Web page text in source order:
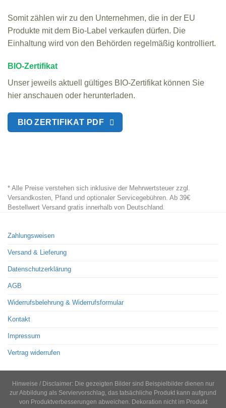
Somit zählen wir zu den Unternehmen, die in der EU
Produkte mit dem Bio-Label verkaufen dürfen. Die
Einhaltung wird von den Behörden regelmäßig kontrolliert.
BIO-Zertifikat
Unser jeweils aktuell gültiges BIO-Zertifikat können Sie
hier anschauen oder herunterladen.
BIO ZERTIFIKAT PDF
* Alle Preise verstehen sich inklusive der Mehrwertsteuer zzgl.
Versandkosten, Pfand und optionaler Servicegebühren. Ab 39€
Bestellwert Versand gratis innerhalb von Deutschland.
Zahlungsweisen
Versand & Lieferung
Datenschutzerklärung
AGB
Widerrufsbelehrung & Widerrufsformular
Kontakt
Impressum
Vertrag widerrufen
Hinweise / Disclaimer: Die gezeigten Bilder sind Beispielbilder dienen nur
zur Abbildung als Serviervorschlag, das tatsächliche Produkt kann aufgrund
von Produktverbesserungen abweichen. Dekoration nicht im Produkt